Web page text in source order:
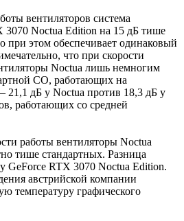
вентиляторов система
3070 Noctua Edition на 15 дБ тише
при этом обеспечивает одинаковый
что при скорости
Noctua лишь немногим
СО, работающих на
дБ у Noctua против 18,3 дБ у
работающих со средней
работы вентиляторы Noctua
тише стандартных. Разница
GeForce RTX 3070 Noctua Edition.
австрийской компании
температуру графического